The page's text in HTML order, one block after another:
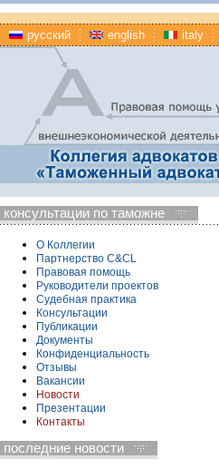
русский english italy
консультации по таможне
О Коллегии
Партнерство C&CL
Правовая помощь
Руководители проектов
Судебная практика
Консультации
Публикации
Документы
Конфиденциальность
Отзывы
Вакансии
Новости
Презентации
Контакты
последние новости